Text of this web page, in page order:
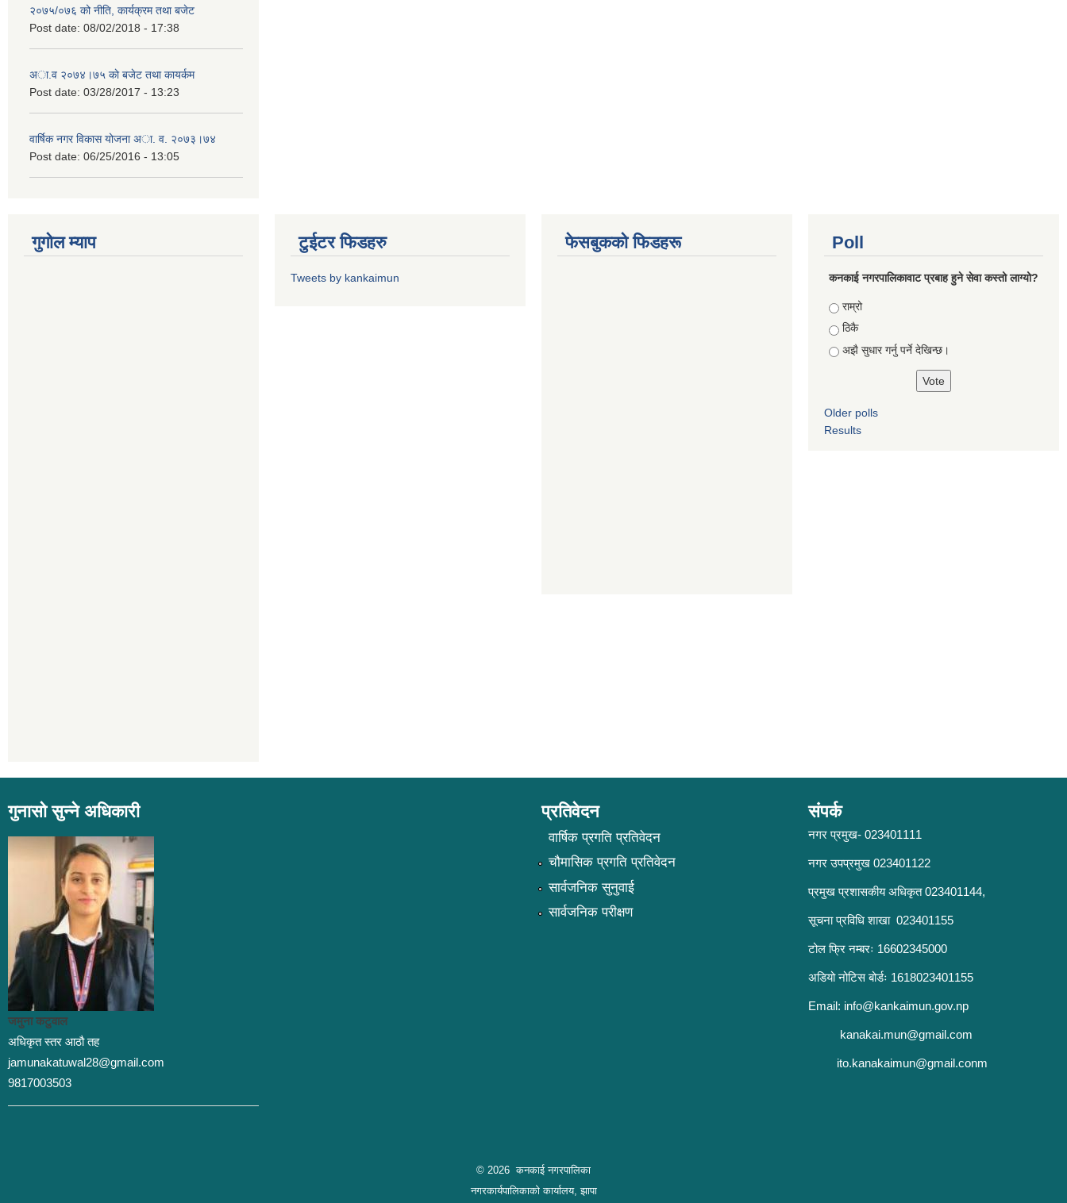
२०७५/०७६ को नीति, कार्यक्रम तथा बजेट
Post date: 08/02/2018 - 17:38
अा.व २०७४।७५ काे बजेट तथा कायर्कम
Post date: 03/28/2017 - 13:23
वार्षिक नगर विकास योजना अा. व. २०७३।७४
Post date: 06/25/2016 - 13:05
गुगोल म्याप टुईटर फिडहरु
Tweets by kankaimun
फेसबुकको फिडहरू Poll
कनकाई नगरपालिकावाट प्रबाह हुने सेवा कस्तो लाग्यो?
Choices
राम्रो
ठिकै
अझै सुधार गर्नु पर्ने देखिन्छ।
Older polls
Results
गुनासो सुन्ने अधिकारी
जमुना कटुवाल
अधिकृत स्तर आठौ तह
jamunakatuwal28@gmail.com
9817003503
प्रतिवेदन
वार्षिक प्रगति प्रतिवेदन
चौमासिक प्रगति प्रतिवेदन
सार्वजनिक सुनुवाई
सार्वजनिक परीक्षण
संपर्क
नगर प्रमुख- 023401111
नगर उपप्रमुख 023401122
प्रमुख प्रशासकीय अधिकृत 023401144,
सूचना प्रविधि शाखा 023401155
टोल फ्रि नम्बरः 16602345000
अडियो नोटिस बोर्डः 1618023401155
Email: info@kankaimun.gov.np
kanakai.mun@gmail.com
ito.kanakaimun@gmail.conm
© 2026 कनकाई नगरपालिका
नगरकार्यपालिकाको कार्यालय, झापा